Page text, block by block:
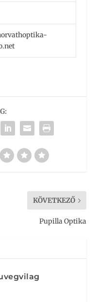
KÖVETKEZŐ
Pupilla Optika